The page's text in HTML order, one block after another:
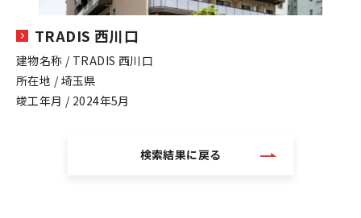
TRADIS 西川口
建物名称 / TRADIS 西川口
所在地 / 埼玉県
竣工年月 / 2024年5月
検索結果に戻る